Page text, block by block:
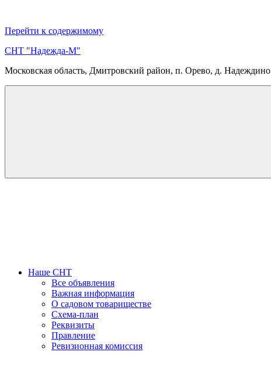
Перейти к содержимому
СНТ "Надежда-М"
Московская область, Дмитровский район, п. Орево, д. Надеждино
Наше СНТ
Все объявления
Важная информация
О садовом товариществе
Схема-план
Реквизиты
Правление
Ревизионная комиссия